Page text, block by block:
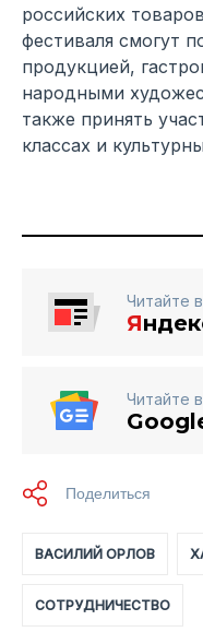
российских
фестиваля смогут
продукцией,
народными
также принять
классах и
Читайте
Я
Читайте
ВАСИЛИЙ ОРЛОВ
СОТРУДНИЧЕСТВО